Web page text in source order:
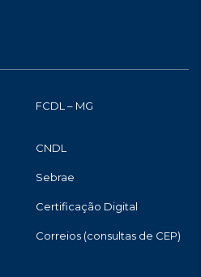
FCDL – MG
CNDL
Sebrae
Certificação Digital
Correios (consultas de CEP)